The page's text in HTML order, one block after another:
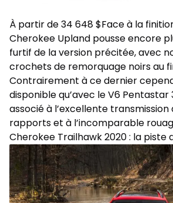
À partir de 34 648 $Face à la
Cherokee Upland pousse encore
furtif de la version précitée, avec
crochets de remorquage noirs au
Contrairement à ce dernier
disponible qu’avec le V6 Pentastar
associé à l’excellente
rapports et à l’incomparable
Cherokee Trailhawk 2020 : la piste